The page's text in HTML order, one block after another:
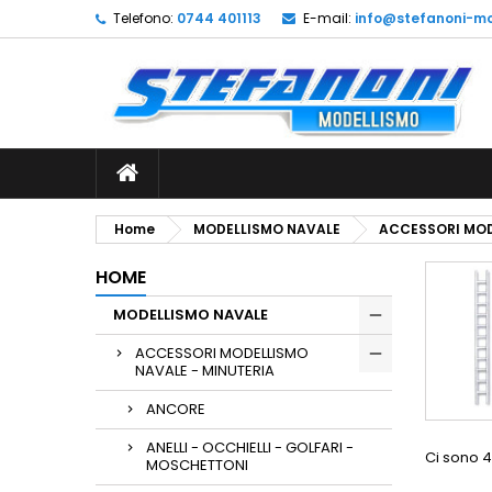
Telefono: 0744 401113 E-mail: info@stefanoni-
Home MODELLISMO NAVALE ACCESSORI
HOME
MODELLISMO NAVALE
ACCESSORI MODELLISMO
NAVALE - MINUTERIA
ANCORE
ANELLI - OCCHIELLI - GOLFARI -
MOSCHETTONI
Ci sono